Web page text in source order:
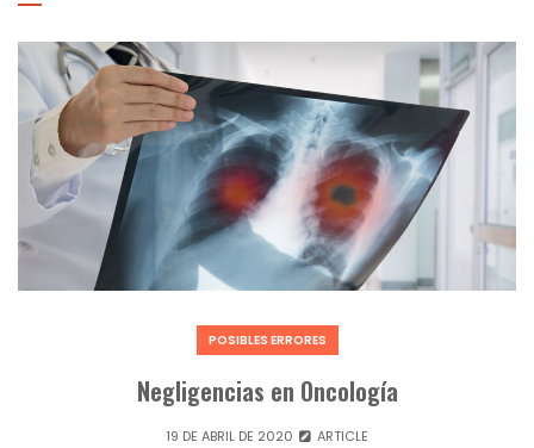
POSIBLES ERRORES
Negligencias en Oncología
19 DE ABRIL DE 2020 ARTICLE